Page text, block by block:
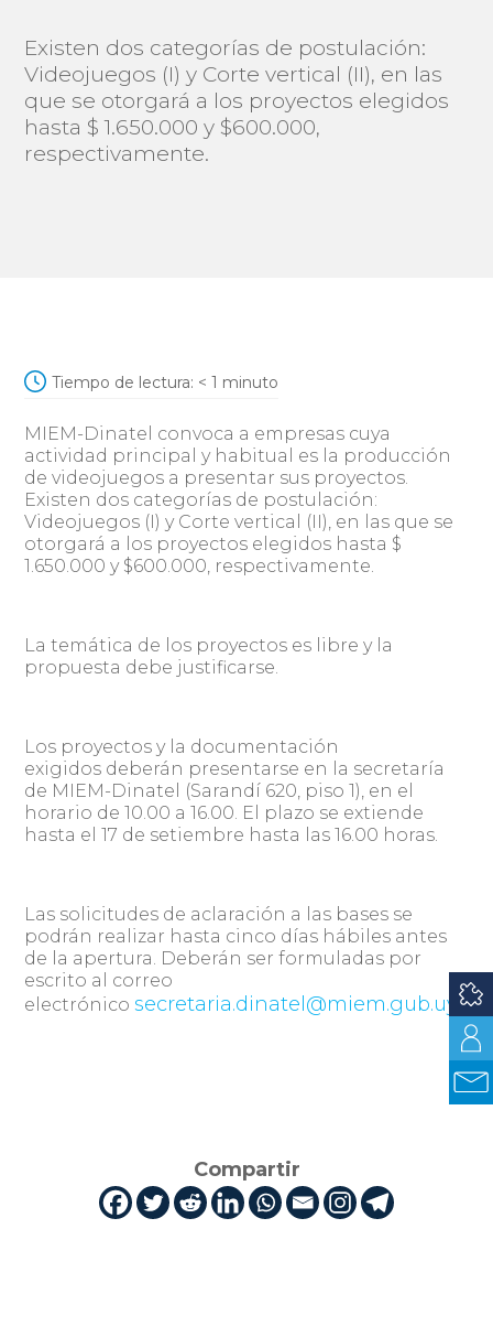
Existen dos categorías de postulación:
Videojuegos (I) y Corte vertical (II), en las
que se otorgará a los proyectos elegidos
hasta $ 1.650.000 y $600.000,
respectivamente.
Tiempo de lectura: < 1 minuto
MIEM-Dinatel convoca a empresas cuya
actividad principal y habitual es la producción
de videojuegos a presentar sus proyectos.
Existen dos categorías de postulación:
Videojuegos (I) y Corte vertical (II), en las que se
otorgará a los proyectos elegidos hasta $
1.650.000 y $600.000, respectivamente.
La temática de los proyectos es libre y la
propuesta debe justificarse.
Los proyectos y la documentación
exigidos deberán presentarse en la secretaría
de MIEM-Dinatel (Sarandí 620, piso 1), en el
horario de 10.00 a 16.00. El plazo se extiende
hasta el 17 de setiembre hasta las 16.00 horas.
Las solicitudes de aclaración a las bases se
podrán realizar hasta cinco días hábiles antes
de la apertura. Deberán ser formuladas por
escrito al correo
electrónicosecretaria.dinatel@miem.gub.uy .
Compartir